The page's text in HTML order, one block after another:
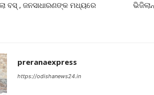
ବସ୍ , ଜନସାଧାରଣଙ୍କ ମଧ୍ୟରେ
preranaexpress
https://odishanews24.in